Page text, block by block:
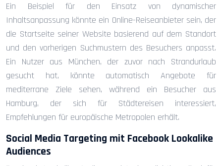
Ein Beispiel für den Einsatz von dynamischer
Inhaltsanpassung könnte ein Online-Reiseanbieter sein, der
die Startseite seiner Website basierend auf dem Standort
und den vorherigen Suchmustern des Besuchers anpasst.
Ein Nutzer aus München, der zuvor nach Strandurlaub
gesucht hat, könnte automatisch Angebote für
mediterrane Ziele sehen, während ein Besucher aus
Hamburg, der sich für Städtereisen interessiert,
Empfehlungen für europäische Metropolen erhält.
Social Media Targeting mit Facebook Lookalike
Audiences